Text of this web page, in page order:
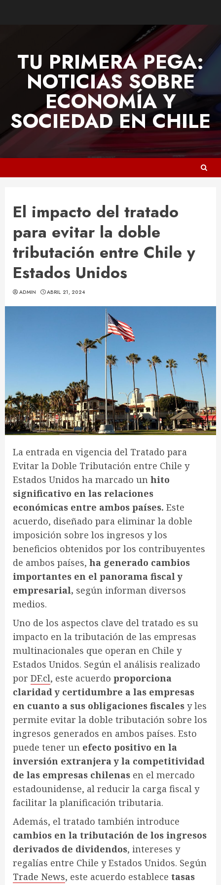
TU PRIMERA PEGA:
NOTICIAS SOBRE
ECONOMÍA Y
SOCIEDAD EN CHILE
El impacto del tratado
para evitar la doble
tributación entre Chile y
Estados Unidos
ADMIN ABRIL 21, 2024
La entrada en vigencia del Tratado para
Evitar la Doble Tributación entre Chile y
Estados Unidos ha marcado un hito
significativo en las relaciones
económicas entre ambos países. Este
acuerdo, diseñado para eliminar la doble
imposición sobre los ingresos y los
beneficios obtenidos por los contribuyentes
de ambos países, ha generado cambios
importantes en el panorama fiscal y
empresarial, según informan diversos
medios.
Uno de los aspectos clave del tratado es su
impacto en la tributación de las empresas
multinacionales que operan en Chile y
Estados Unidos. Según el análisis realizado
por DF.cl, este acuerdo proporciona
claridad y certidumbre a las empresas
en cuanto a sus obligaciones fiscales y les
permite evitar la doble tributación sobre los
ingresos generados en ambos países. Esto
puede tener un efecto positivo en la
inversión extranjera y la competitividad
de las empresas chilenas en el mercado
estadounidense, al reducir la carga fiscal y
facilitar la planificación tributaria.
Además, el tratado también introduce
cambios en la tributación de los ingresos
derivados de dividendos, intereses y
regalías entre Chile y Estados Unidos. Según
Trade News, este acuerdo establece tasas